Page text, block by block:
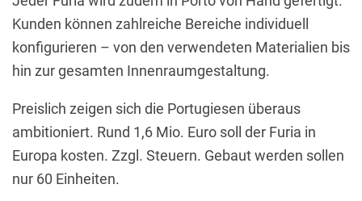
Kunden können zahlreiche Bereiche individuell
konfigurieren – von den verwendeten Materialien bis
hin zur gesamten Innenraumgestaltung.
Preislich zeigen sich die Portugiesen überaus
ambitioniert. Rund 1,6 Mio. Euro soll der Furia in
Europa kosten. Zzgl. Steuern. Gebaut werden sollen
nur 60 Einheiten.